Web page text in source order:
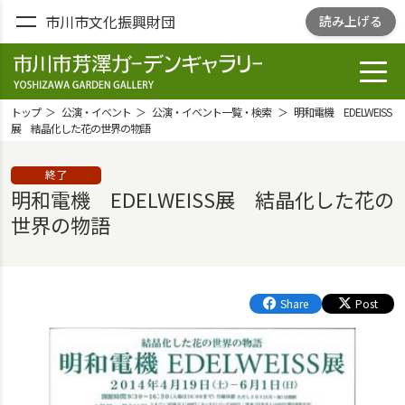
市川市文化振興財団 読み上げる
市川市芳澤ガー
デンギャラリ
GARDEN
GALLELY
トップ 公演・イベント 公演・イベント一覧・検索
明和電機 EDELWEISS
展 結晶化した花の世界の物語
終了
明和電機 EDELWEISS展 結晶化した花の
世界の物語
Share Post